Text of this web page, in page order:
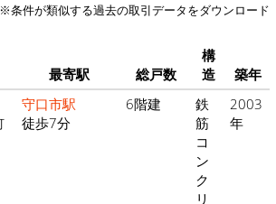
※条件が類似する過去の取引データをダウンロード
最寄駅 総戸数
構
造
築年
守口市駅
徒歩7分
6階建
鉄
筋
コ
ン
ク
リ
2003
年